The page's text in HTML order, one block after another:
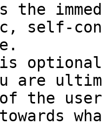
the
self-
optional
are
the
towards